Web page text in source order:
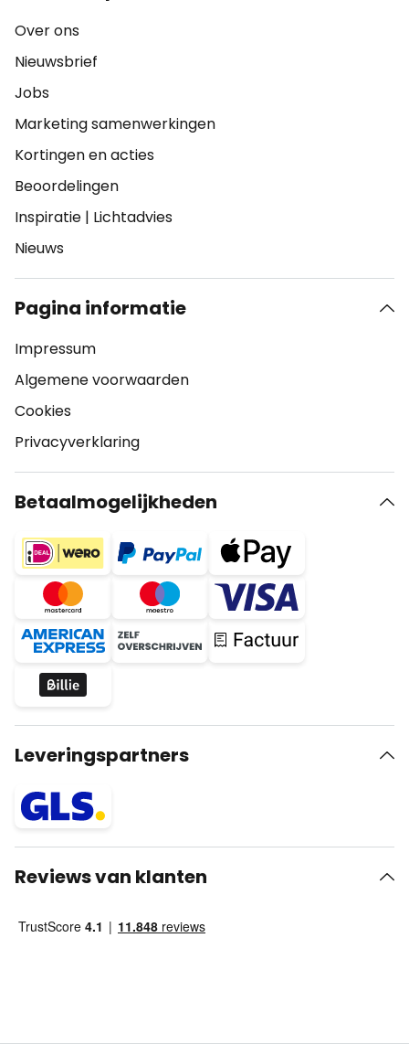
Over ons
Nieuwsbrief
Jobs
Marketing samenwerkingen
Kortingen en acties
Beoordelingen
Inspiratie | Lichtadvies
Nieuws
Pagina informatie
Impressum
Algemene voorwaarden
Cookies
Privacyverklaring
Betaalmogelijkheden
Leveringspartners
Reviews van klanten